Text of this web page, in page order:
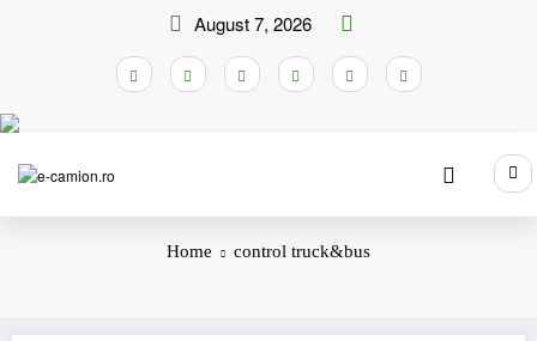
August 7, 2026
Home control truck&bus